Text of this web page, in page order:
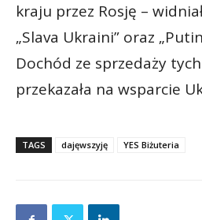
kraju przez Rosję –
„Slava Ukraini” oraz
Dochód ze sprzedaży
przekazała na wsparcie
TAGS dajęwszyję YES Biżuteria